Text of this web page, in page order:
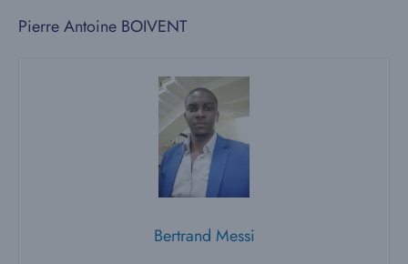
Pierre Antoine BOIVENT
Bertrand Messi